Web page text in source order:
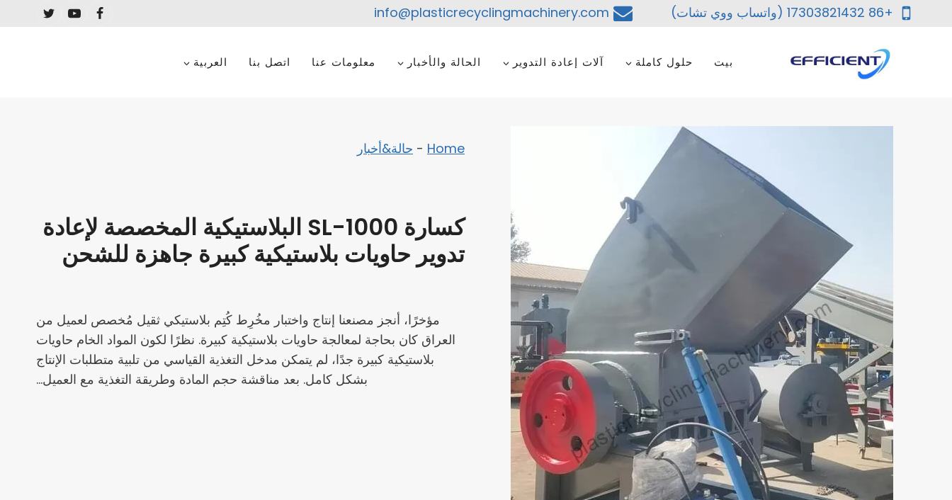
+86 17303821432 (واتساب ووي تشات) info@plasticrecyclingmachinery.com
بيت حلول كاملة آلات إعادة التدوير الحالة والأخبار معلومات عنا اتصل بنا العربية
Home
- حالة&أخبار
كسارة SL-1000 البلاستيكية المخصصة لإعادة
تدوير حاويات بلاستيكية كبيرة جاهزة للشحن
مؤخرًا، أنجز مصنعنا إنتاج واختبار مخُرِط كُتِم بلاستيكي ثقيل مُخصص لعميل من
العراق كان بحاجة لمعالجة حاويات بلاستيكية كبيرة. نظرًا لكون المواد الخام حاويات
بلاستيكية كبيرة جدًا، لم يتمكن مدخل التغذية القياسي من تلبية متطلبات الإنتاج
بشكل كامل. بعد مناقشة حجم المادة وطريقة التغذية مع العميل…